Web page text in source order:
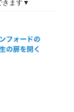
きます▼